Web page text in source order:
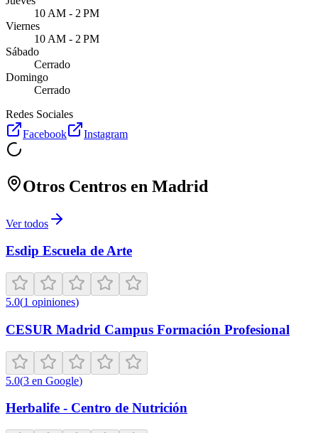
10 AM - 2 PM
Viernes
10 AM - 2 PM
Sábado
Cerrado
Domingo
Cerrado
Redes Sociales
Facebook
Instagram
Otros Centros en Madrid
Ver todos
Esdip Escuela de Arte
5.0(1 opiniones)
CESUR Madrid Campus Formación Profesional
5.0(3 en Google)
Herbalife - Centro de Nutrición